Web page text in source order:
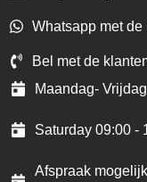
Whatsapp met
Bel met de
Maandag-
Saturday 09:00 -
Afspraak